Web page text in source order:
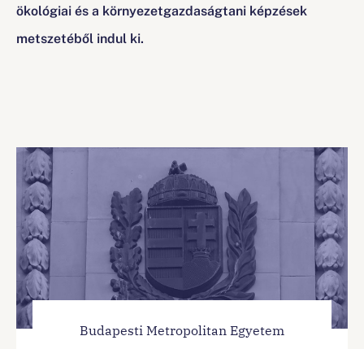
ökológiai és a környezetgazdaságtani képzések
metszetéből indul ki.
Budapesti Metropolitan Egyetem